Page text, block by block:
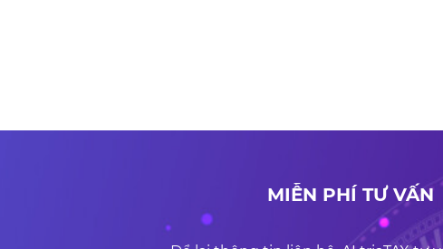
MIỄN PHÍ TƯ VẤN